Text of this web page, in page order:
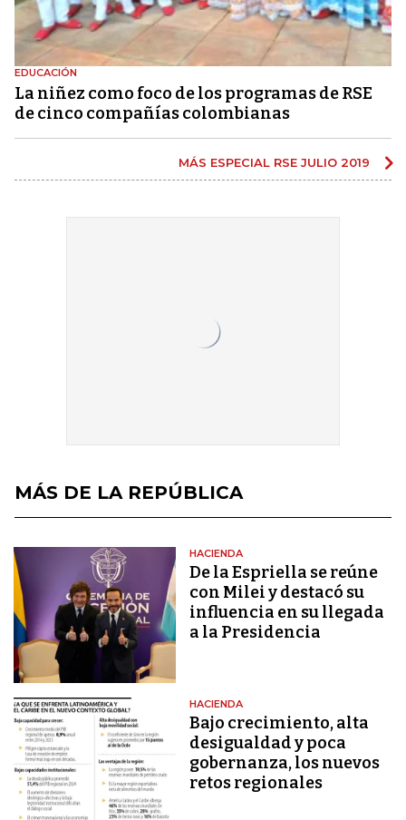
EDUCACIÓN
La niñez como foco de los programas de RSE
de cinco compañías colombianas
MÁS ESPECIAL RSE JULIO 2019
MÁS DE LA REPÚBLICA
HACIENDA
De la Espriella se reúne
con Milei y destacó su
influencia en su llegada
a la Presidencia
HACIENDA
Bajo crecimiento, alta
desigualdad y poca
gobernanza, los nuevos
retos regionales